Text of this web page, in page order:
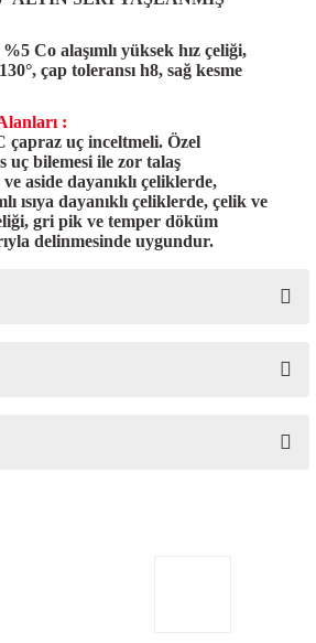
Co alaşımlı yüksek hız çeliği,
çap toleransı h8, sağ kesme
:
çapraz uç inceltmeli. Özel
uç bilemesi ile zor talaş
aside dayanıklı çeliklerde,
ısıya dayanıklı çeliklerde, çelik ve
gri pik ve temper döküm
delinmesinde uygundur.